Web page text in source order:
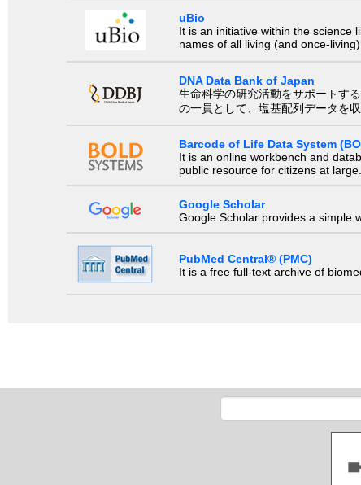
uBio
It is an initiative within the science
names of all living (and once-
DNA Data Bank of Japan
生命科学の研究活動をサポートす
の一員として、塩基配列データを
Barcode of Life Data System
It is an online workbench and
public resource for citizens at large.
Google Scholar
Google Scholar provides a simple
PubMed Central® (PMC)
It is a free full-text archive of